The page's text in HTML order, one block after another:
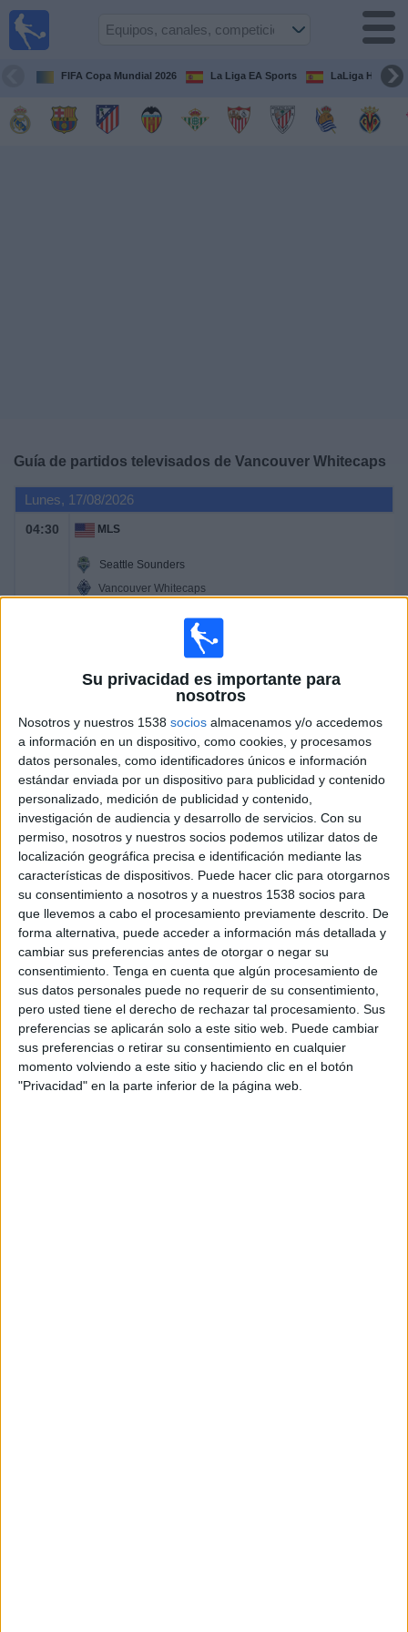
Su privacidad es importante para
nosotros
Nosotros y nuestros 1538 socios almacenamos y/o accedemos
a información en un dispositivo, como cookies, y procesamos
datos personales, como identificadores únicos e información
estándar enviada por un dispositivo para publicidad y contenido
personalizado, medición de publicidad y contenido,
investigación de audiencia y desarrollo de servicios. Con su
permiso, nosotros y nuestros socios podemos utilizar datos de
localización geográfica precisa e identificación mediante las
características de dispositivos. Puede hacer clic para otorgarnos
su consentimiento a nosotros y a nuestros 1538 socios para
que llevemos a cabo el procesamiento previamente descrito. De
forma alternativa, puede acceder a información más detallada y
cambiar sus preferencias antes de otorgar o negar su
consentimiento. Tenga en cuenta que algún procesamiento de
sus datos personales puede no requerir de su consentimiento,
pero usted tiene el derecho de rechazar tal procesamiento. Sus
preferencias se aplicarán solo a este sitio web. Puede cambiar
sus preferencias o retirar su consentimiento en cualquier
momento volviendo a este sitio y haciendo clic en el botón
"Privacidad" en la parte inferior de la página web.
FIFA Copa Mundial 2026 La Liga EA Sports LaLiga
Guía de partidos televisados de Vancouver Whitecaps
Lunes, 17/08/2026
04:30 MLS
Seattle Sounders
Vancouver Whitecaps
MLS
Vancouver Whitecaps
Houston Dynamo
Apple TV
Domingo, 23/08/2026
03:30 MLS
Vancouver Whitecaps
FC Dallas
Apple TV
Guía de
Televisados
Noticias